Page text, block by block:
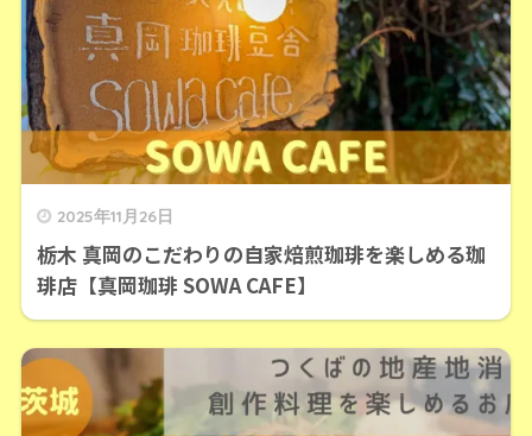
2025年11月26日
栃木 真岡のこだわりの自家焙煎珈琲を楽しめる珈
琲店【真岡珈琲 SOWA CAFE】